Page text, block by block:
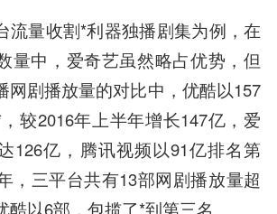
量收割*利器独播剧集为例，在
量中，爱奇艺虽然略占优势，但
网剧播放量的对比中，优酷以157
较2016年上半年增长147亿，爱
126亿，腾讯视频以91亿排名第
，三平台共有13部网剧播放量超
以6部，包揽了*到第三名。